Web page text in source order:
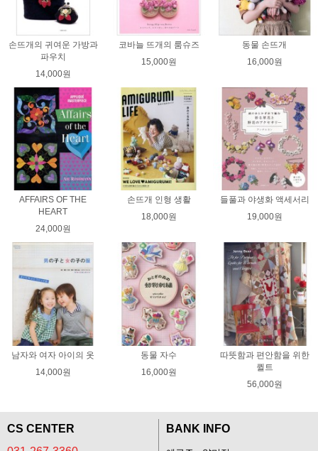
손뜨개의 귀여운 가방과
파우치
14,000원
코바늘 뜨개의 룸슈즈
15,000원
동물 손뜨개
16,000원
AFFAIRS OF THE
HEART
24,000원
손뜨개 인형 생활
18,000원
들풀과 야생화 액세서리
19,000원
남자와 여자 아이의 옷
14,000원
동물 자수
16,000원
따뜻함과 편안함을 위한
퀼트
56,000원
CS CENTER
BANK INFO